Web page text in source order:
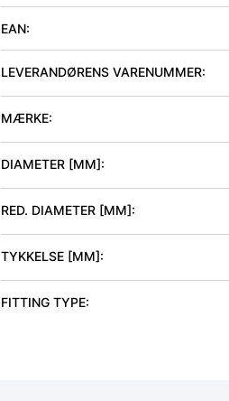
EAN:
LEVERANDØRENS VARENUMMER:
MÆRKE:
DIAMETER [MM]:
RED. DIAMETER [MM]:
TYKKELSE [MM]:
FITTING TYPE: